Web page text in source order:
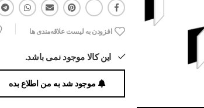
افزودن به لیست علاقه‌مندی ها
این کالا موجود نمی باشد.
موجود شد به من اطلاع بده